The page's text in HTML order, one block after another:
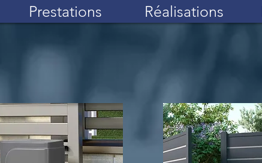
Prestations Réalisations